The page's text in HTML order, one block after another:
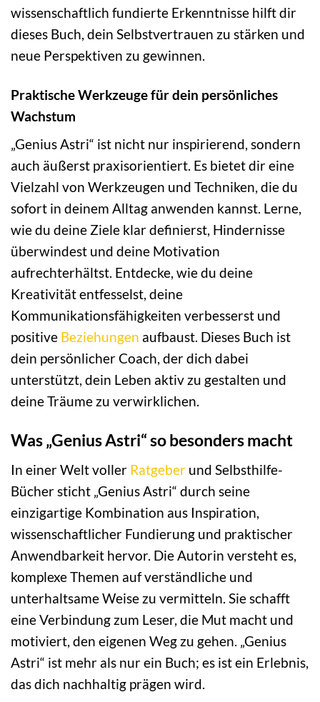
wissenschaftlich fundierte Erkenntnisse hilft dir
dieses Buch, dein Selbstvertrauen zu stärken und
neue Perspektiven zu gewinnen.
Praktische Werkzeuge für dein persönliches
Wachstum
„Genius Astri“ ist nicht nur inspirierend, sondern
auch äußerst praxisorientiert. Es bietet dir eine
Vielzahl von Werkzeugen und Techniken, die du
sofort in deinem Alltag anwenden kannst. Lerne,
wie du deine Ziele klar definierst, Hindernisse
überwindest und deine Motivation
aufrechterhältst. Entdecke, wie du deine
Kreativität entfesselst, deine
Kommunikationsfähigkeiten verbesserst und
positive Beziehungen aufbaust. Dieses Buch ist
dein persönlicher Coach, der dich dabei
unterstützt, dein Leben aktiv zu gestalten und
deine Träume zu verwirklichen.
Was „Genius Astri“ so besonders macht
In einer Welt voller Ratgeber und Selbsthilfe-
Bücher sticht „Genius Astri“ durch seine
einzigartige Kombination aus Inspiration,
wissenschaftlicher Fundierung und praktischer
Anwendbarkeit hervor. Die Autorin versteht es,
komplexe Themen auf verständliche und
unterhaltsame Weise zu vermitteln. Sie schafft
eine Verbindung zum Leser, die Mut macht und
motiviert, den eigenen Weg zu gehen. „Genius
Astri“ ist mehr als nur ein Buch; es ist ein Erlebnis,
das dich nachhaltig prägen wird.